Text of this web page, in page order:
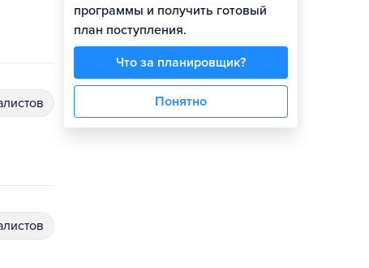
программы и получить готовый
план поступления.
Что за планировщик?
Понятно